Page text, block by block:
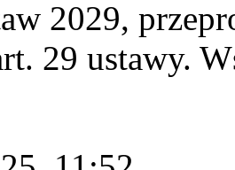
2029,
29 ustawy.